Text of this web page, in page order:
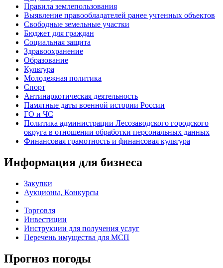
Правила землепользования
Выявление правообладателей ранее учтенных объектов
Свободные земельные участки
Бюджет для граждан
Социальная защита
Здравоохранение
Образование
Культура
Молодежная политика
Спорт
Антинаркотическая деятельность
Памятные даты военной истории России
ГО и ЧС
Политика администрации Лесозаводского городского
округа в отношении обработки персональных данных
Финансовая грамотность и финансовая культура
Информация для бизнеса
Закупки
Аукционы, Конкурсы
Торговля
Инвестиции
Инструкции для получения услуг
Перечень имущества для МСП
Прогноз погоды